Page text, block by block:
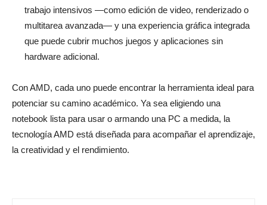
trabajo intensivos —como edición de video, renderizado o
multitarea avanzada— y una experiencia gráfica integrada
que puede cubrir muchos juegos y aplicaciones sin
hardware adicional.
Con AMD, cada uno puede encontrar la herramienta ideal para
potenciar su camino académico. Ya sea eligiendo una
notebook lista para usar o armando una PC a medida, la
tecnología AMD está diseñada para acompañar el aprendizaje,
la creatividad y el rendimiento.